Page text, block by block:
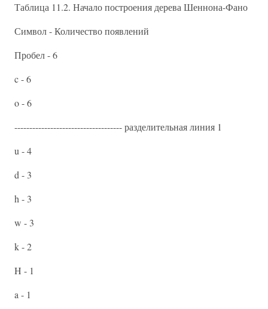
Таблица 11.2. Начало построения дерева Шеннона-Фано
Символ - Количество появлений
Пробел - 6
c - 6
o - 6
------------------------------------ разделительная линия 1
u - 4
d - 3
h - 3
w - 3
k - 2
H - 1
a - 1